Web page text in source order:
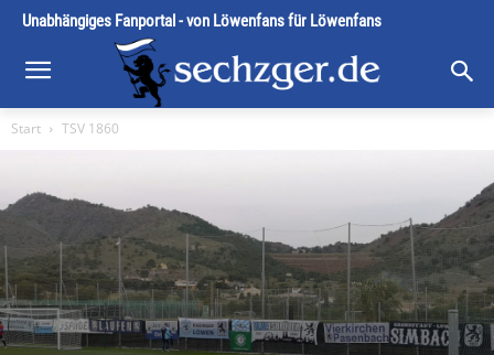
Unabhängiges Fanportal - von Löwenfans für Löwenfans
Start TSV 1860